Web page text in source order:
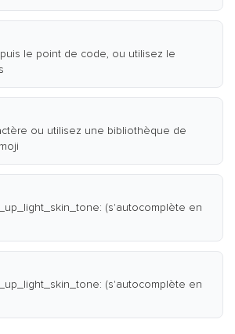
puis le point de code, ou utilisez le
ou utilisez une bibliothèque de
(s'autocomplète en
(s'autocomplète en